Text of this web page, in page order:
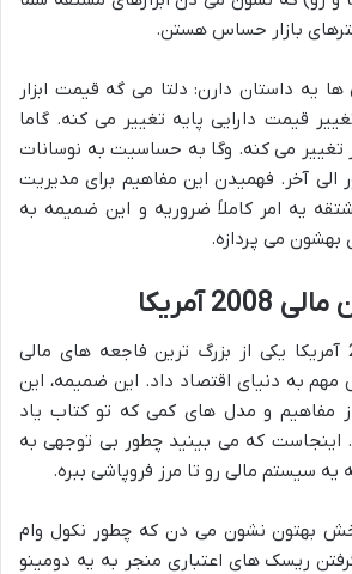
بازار حساس هستن.
ها یه داستان دارن: دلتا می گه قیمت ابزار
قیمت دارایی پایه تغییر می کنه. گاما
تغییر می کنه. وگا به حساسیت به نوسانات
الی آخر. فهمیدن این مفاهیم برای مدیریت
یه امر کاملاً ضروریه و این ضمیمه به
می پردازه.
بحران مالی سال 2008 آمریکا یکی از بزرگ ترین فاجعه های مالی
به دنیای اقتصاد داد. این ضمیمه، این
از مفاهیم و مدل های کمی که تو کتاب یاد
اینجاست که می بینید چطور بی توجهی به
سیستم مالی رو تا مرز فروپاشی ببره.
بهتون نشون می دن که چطور نکول وام
ریسک های اعتباری منجر به یه دومینو